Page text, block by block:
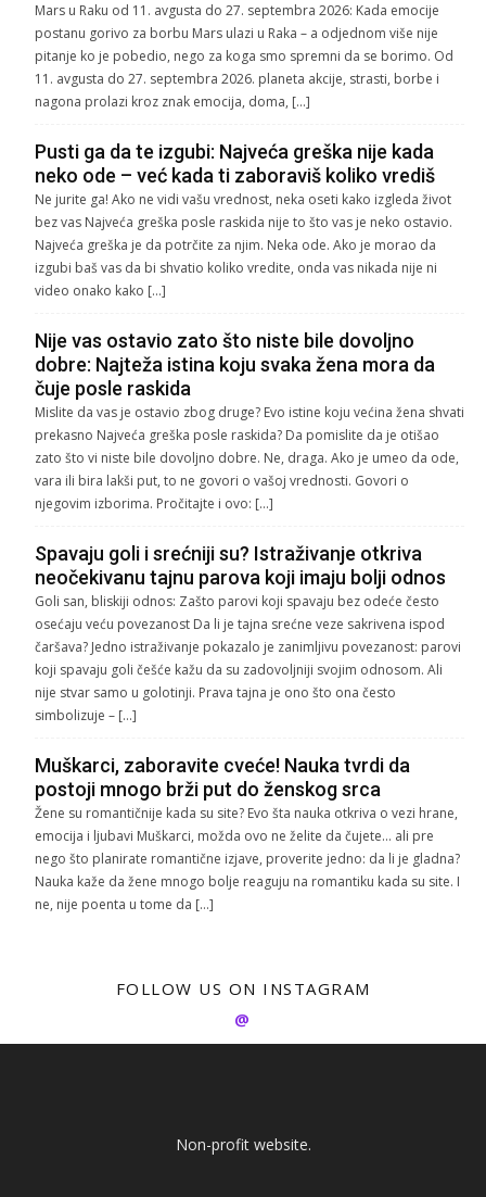
Mars u Raku od 11. avgusta do 27. septembra 2026: Kada emocije
postanu gorivo za borbu Mars ulazi u Raka – a odjednom više nije
pitanje ko je pobedio, nego za koga smo spremni da se borimo. Od
11. avgusta do 27. septembra 2026. planeta akcije, strasti, borbe i
nagona prolazi kroz znak emocija, doma, […]
Pusti ga da te izgubi: Najveća greška nije kada
neko ode – već kada ti zaboraviš koliko vrediš
Ne jurite ga! Ako ne vidi vašu vrednost, neka oseti kako izgleda život
bez vas Najveća greška posle raskida nije to što vas je neko ostavio.
Najveća greška je da potrčite za njim. Neka ode. Ako je morao da
izgubi baš vas da bi shvatio koliko vredite, onda vas nikada nije ni
video onako kako […]
Nije vas ostavio zato što niste bile dovoljno
dobre: Najteža istina koju svaka žena mora da
čuje posle raskida
Mislite da vas je ostavio zbog druge? Evo istine koju većina žena shvati
prekasno Najveća greška posle raskida? Da pomislite da je otišao
zato što vi niste bile dovoljno dobre. Ne, draga. Ako je umeo da ode,
vara ili bira lakši put, to ne govori o vašoj vrednosti. Govori o
njegovim izborima. Pročitajte i ovo: […]
Spavaju goli i srećniji su? Istraživanje otkriva
neočekivanu tajnu parova koji imaju bolji odnos
Goli san, bliskiji odnos: Zašto parovi koji spavaju bez odeće često
osećaju veću povezanost Da li je tajna srećne veze sakrivena ispod
čaršava? Jedno istraživanje pokazalo je zanimljivu povezanost: parovi
koji spavaju goli češće kažu da su zadovoljniji svojim odnosom. Ali
nije stvar samo u golotinji. Prava tajna je ono što ona često
simbolizuje – […]
Muškarci, zaboravite cveće! Nauka tvrdi da
postoji mnogo brži put do ženskog srca
Žene su romantičnije kada su site? Evo šta nauka otkriva o vezi hrane,
emocija i ljubavi Muškarci, možda ovo ne želite da čujete… ali pre
nego što planirate romantične izjave, proverite jedno: da li je gladna?
Nauka kaže da žene mnogo bolje reaguju na romantiku kada su site. I
ne, nije poenta u tome da […]
FOLLOW US ON INSTAGRAM
@
Non-profit website.